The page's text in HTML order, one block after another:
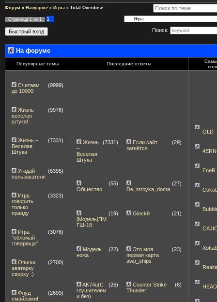
Форум » Насущное » Игры » Total Overdose
Страница 1 из 1
1
Поиск:
На форуме
Популярные темы Последние ответы
Считаем
до 10000
(9999)
Жизнь
веселая
штука!
(9978)
Жизнь –
Веселая
Штука
(7331)
Угадай
пользователя
(6395)
Игра
говорить
только
правду
(3323)
Игра
"обломай
товарища"
(3076)
Опиши
аватарку
сверху :)
(2700)
Флуд
смайлами!
(2699)
Жизнь
–
Веселая
Штука
(7331)
Если сайт
загнётся
(29)
Общество
(55)
De_stroyka_doma
(27)
[Модель]ПМ
ГШ-18
(19) Glock9 (21)
Модель
ножа
(22)
Это моя
первая карта
awp_ships
(23)
AK74u(С
глушителем
и без)
(26)
Counter Strike
Thunder!
(6)
OLD
EneR